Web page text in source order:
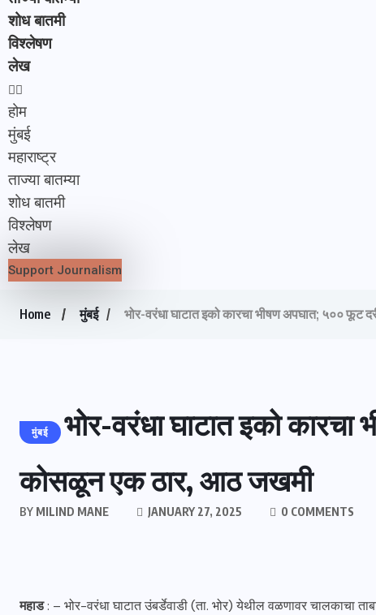
शोध बातमी
विश्लेषण
लेख
होम
मुंबई
महाराष्ट्र
ताज्या बातम्या
शोध बातमी
विश्लेषण
लेख
Support Journalism
Home मुंबई भोर-वरंधा घाटात इको कारचा भीषण अपघात; ५००
मुंबई
भोर-वरंधा घाटात इको
कोसळून एक ठार, आठ जखमी
BY MILIND MANE JANUARY 27, 2025 0 COMMENTS
महाड: – भोर-वरंधा घाटात उंबर्डेवाडी (ता. भोर) येथील वळणावर चालकाचा